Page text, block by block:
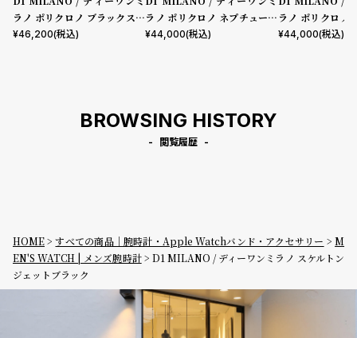
ラノ ポリクロノ ブラックスケ
ッチ
¥46,200(税込)
ラノ ポリクロノ ネプチューン
ブルー
¥44,000(税込)
ラノ ポリクロノ
クトラム
¥44,000(税込)
BROWSING HISTORY
閲覧履歴
HOME すべての商品｜腕時計・Apple Watchバンド・アクセサリー
M
EN'S WATCH | メンズ腕時計
D1 MILANO / ディーワンミラノ スケルトン
ジェットブラック